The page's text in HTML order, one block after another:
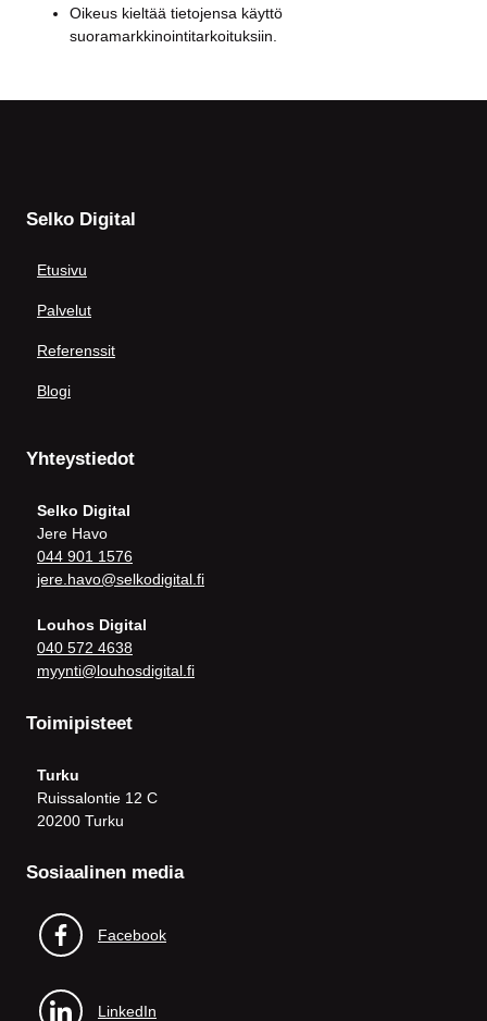
Oikeus kieltää tietojensa käyttö
suoramarkkinointitarkoituksiin.
Selko Digital
Etusivu
Palvelut
Referenssit
Blogi
Yhteystiedot
Selko Digital
Jere Havo
044 901 1576
jere.havo@selkodigital.fi
Louhos Digital
040 572 4638
myynti@louhosdigital.fi
Toimipisteet
Turku
Ruissalontie 12 C
20200 Turku
Sosiaalinen media
Facebook
LinkedIn